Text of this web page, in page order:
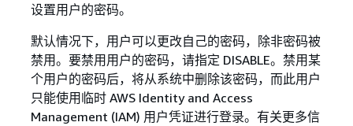
设置用户的密码。
默认情况下，用户可以更改自己的密码，除非密码被
禁用。要禁用用户的密码，请指定 DISABLE。禁用某
个用户的密码后，将从系统中删除该密码，而此用户
只能使用临时 AWS Identity and Access
Management (IAM) 用户凭证进行登录。有关更多信